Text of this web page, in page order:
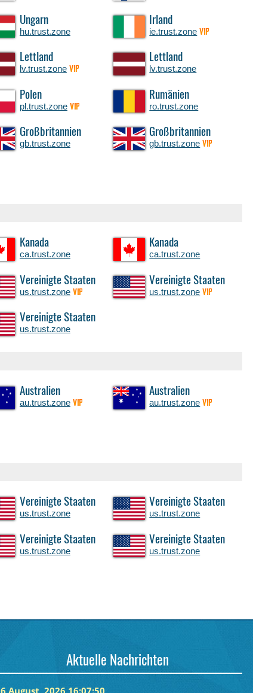
Ungarn
hu.trust.zone
Irland
ie.trust.zone VIP
Lettland
lv.trust.zone VIP
Lettland
lv.trust.zone
Polen
pl.trust.zone VIP
Rumänien
ro.trust.zone
Großbritannien
gb.trust.zone
Großbritannien
gb.trust.zone VIP
Kanada
ca.trust.zone
Kanada
ca.trust.zone
Vereinigte Staaten
us.trust.zone VIP
Vereinigte Staaten
us.trust.zone VIP
Vereinigte Staaten
us.trust.zone
Australien
au.trust.zone VIP
Australien
au.trust.zone VIP
Vereinigte Staaten
us.trust.zone
Vereinigte Staaten
us.trust.zone
Vereinigte Staaten
us.trust.zone
Vereinigte Staaten
us.trust.zone
Aktuelle Nachrichten